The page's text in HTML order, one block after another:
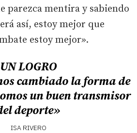
parezca mentira y sabiendo
así, estoy mejor que
estoy mejor».
UN LOGRO
cambiado la forma de
un buen transmisor
deporte»
ISA RIVERO